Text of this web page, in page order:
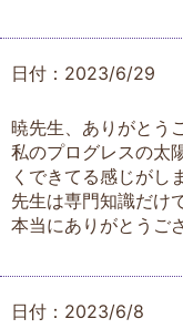
日付：2023/6/29
暁先生、ありがとう
私のプログレスの太
くできてる感じがし
先生は専門知識だけ
本当にありがとうご
日付：2023/6/8